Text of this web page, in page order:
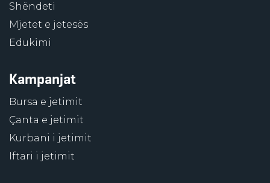
Shëndeti
Mjetet e jetesës
Edukimi
Kampanjat
Bursa e jetimit
Çanta e jetimit
Kurbani i jetimit
Iftari i jetimit